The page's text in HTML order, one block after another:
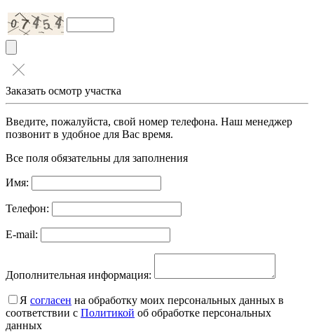
Заказать осмотр участка
Введите, пожалуйста, свой номер телефона. Наш менеджер
позвонит в удобное для Вас время.
Все поля обязательны для заполнения
Имя:
Телефон:
E-mail:
Дополнительная информация:
Я согласен на обработку моих персональных данных в
соответствии с Политикой об обработке персональных
данных